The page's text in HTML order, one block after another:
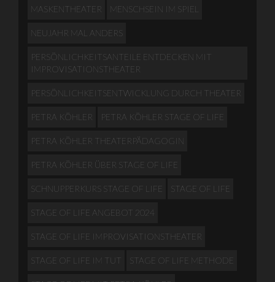
MASKENTHEATER MENSCHSEIN IM SPIEL
NEUJAHR MAL ANDERS
PERSÖNLICHKEITSANTEILE ENTDECKEN MIT
IMPROVISATIONSTHEATER
PERSÖNLICHKEITSENTWICKLUNG DURCH THEATER
PETRA KÖHLER PETRA KÖHLER STAGE OF LIFE
PETRA KÖHLER THEATERPÄDAGOGIN
PETRA KÖHLER ÜBER STAGE OF LIFE
SCHNUPPERKURS STAGE OF LIFE STAGE OF LIFE
STAGE OF LIFE ANGEBOT 2024
STAGE OF LIFE IMPROVISATIONSTHEATER
STAGE OF LIFE IM TUT STAGE OF LIFE METHODE